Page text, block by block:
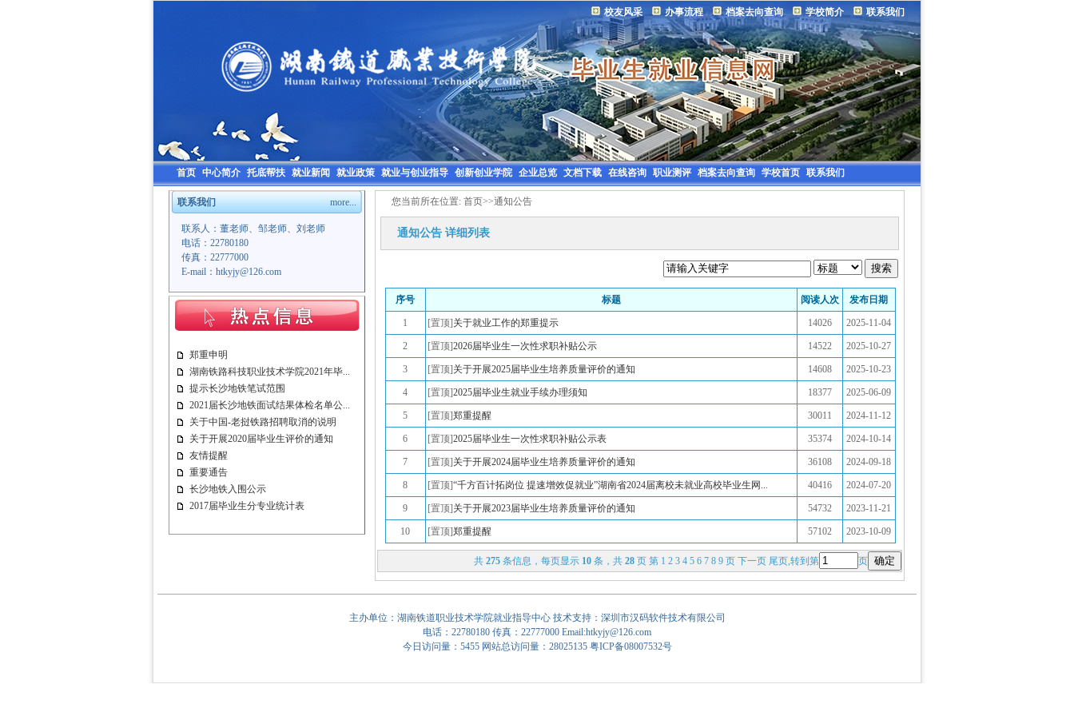
校友风采 办事流程 档案去向查询 学校简介 联系我们
首页 中心简介 托底帮扶 就业新闻 就业政策 就业与创业指导 创新创业学院 企业总览 文档下载 在线咨询 职业测评 档案去向查询 学校首页 联系我们
联系我们 more...
联系人：董老师、邹老师、刘老师
电话：22780180
传真：22777000
E-mail：htkyjy@126.com
郑重申明
湖南铁路科技职业技术学院2021年毕...
提示长沙地铁笔试范围
2021届长沙地铁面试结果体检名单公...
关于中国-老挝铁路招聘取消的说明
关于开展2020届毕业生评价的通知
友情提醒
重要通告
长沙地铁入围公示
2017届毕业生分专业统计表
您当前所在位置: 首页>>通知公告
通知公告详细列表
序号 标题 阅读人次 发布日期
1 [置顶] 关于就业工作的郑重提示 14026 2025-11-04
2 [置顶]2026届毕业生一次性求职补贴公示 14522 2025-10-27
3 [置顶] 关于开展2025届毕业生培养质量评价的通知 14608 2025-10-23
4 [置顶]2025届毕业生就业手续办理须知 18377 2025-06-09
5 [置顶]郑重提醒 30011 2024-11-12
6 [置顶]2025届毕业生一次性求职补贴公示表 35374 2024-10-14
7 [置顶] 关于开展2024届毕业生培养质量评价的通知 36108 2024-09-18
8 [置顶]“千方百计拓岗位 提速增效促就业”湖南省2024届离校未就业高校毕业生网... 40416 2024-07-20
9 [置顶] 关于开展2023届毕业生培养质量评价的通知 54732 2023-11-21
10 [置顶]郑重提醒 57102 2023-10-09
共275 条信息，每页显示 10 条，共28 页 第 1 2 3 4 5 6 7 8 9 页下一页 尾页,转到第 页
主办单位：湖南铁道职业技术学院就业指导中心 技术支持： 深圳市汉码软件技术有限公司
电话：22780180 传真：22777000 Email:htkyjy@126.com
今日访问量：5455 网站总访问量：28025135 粤ICP备08007532号